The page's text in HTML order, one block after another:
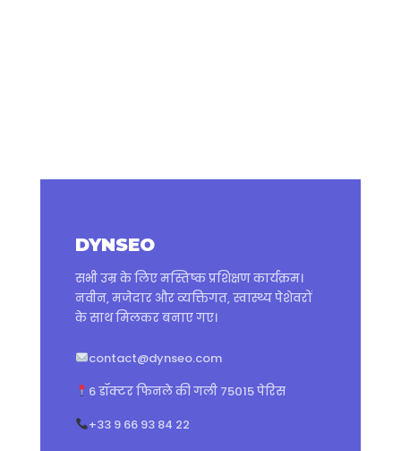
DYNSEO
सभी उम्र के लिए मस्तिष्क प्रशिक्षण कार्यक्रम।
नवीन, मजेदार और व्यक्तिगत, स्वास्थ्य पेशेवरों
के साथ मिलकर बनाए गए।
contact@dynseo.com
6 डॉक्टर फिनले की गली 75015 पेरिस
+33 9 66 93 84 22